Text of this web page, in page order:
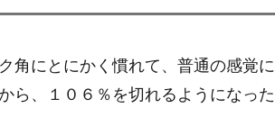
角にとにかく慣れて、普通の感覚に
ら、１０６％を切れるようになった